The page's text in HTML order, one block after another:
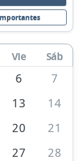
Vie Sáb
6
7
13
14
20
21
27 28